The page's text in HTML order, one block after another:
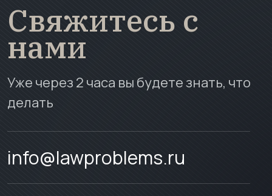
Свяжитесь с
нами
Уже через 2 часа вы будете знать, что
делать
info@lawproblems.ru